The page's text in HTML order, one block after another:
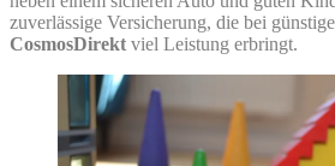
zuverlässige Versicherung, die bei
CosmosDirekt viel Leistung erbringt.